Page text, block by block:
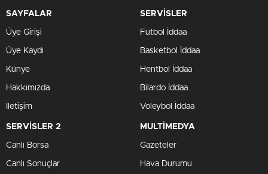
SAYFALAR
Üye Girişi
Üye Kaydı
Künye
Hakkımızda
İletişim
SERVİSLER
Futbol İddaa
Basketbol İddaa
Hentbol İddaa
Bilardo İddaa
Voleybol İddaa
SERVİSLER 2
Canlı Borsa
Canlı Sonuçlar
MULTİMEDYA
Gazeteler
Hava Durumu